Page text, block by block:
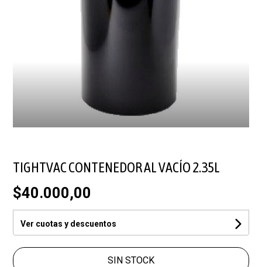
TIGHTVAC CONTENEDOR AL VACÍO 2.35L
$40.000,00
Ver cuotas y descuentos
SIN STOCK